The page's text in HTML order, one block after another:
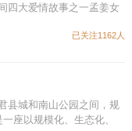
四大爱情故事之一孟姜女
已关注1162人
县城和南山公园之间，规
座以规模化、生态化、